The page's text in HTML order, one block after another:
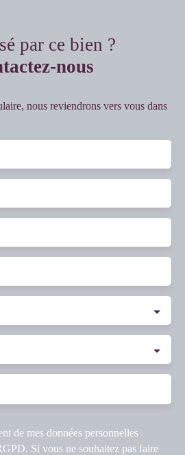
par ce bien ?
nous
nous reviendrons vers vous dans
de mes données personnelles
Si vous ne souhaitez pas faire